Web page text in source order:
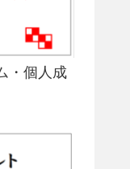
・個人成